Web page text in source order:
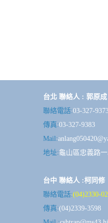
台北 聯絡人 : 郭原
聯絡電話:03-327-
傳真:03-327-9383
Mail:
地址:龜山區忠義路
台中 聯絡人 :柯同修
聯絡電話:(04)2330-
傳真:(04)2339-3598